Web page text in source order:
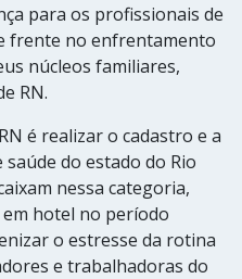
para os profissionais de
frente no enfrentamento
núcleos familiares,
RN.
é realizar o cadastro e a
do estado do Rio
nessa categoria,
hotel no período
o estresse da rotina
e trabalhadoras do